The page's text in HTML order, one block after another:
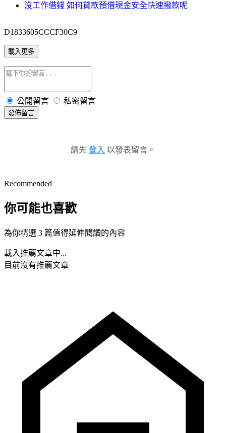
沒工作借錢 如何貸款預借現金安全快速撥款呢
D1833605CCCF30C9
載入更多
公開留言 私密留言
發佈留言
請先 登入 以發表留言。
Recommended
你可能也喜歡
為你精選 3 篇值得延伸閱讀的內容
載入推薦文章中...
目前沒有推薦文章